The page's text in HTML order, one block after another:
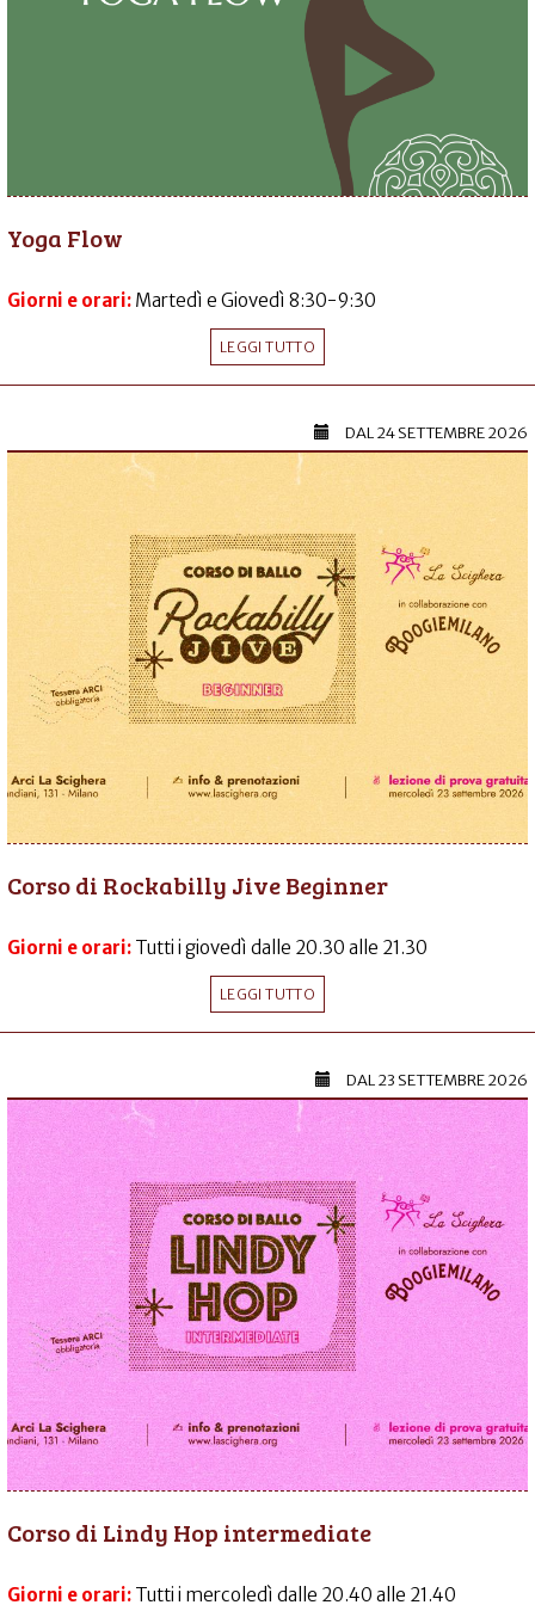
Yoga Flow
Giorni e orari: Martedì e Giovedì 8:30-9:30
LEGGI TUTTO
DAL24 SETTEMBRE 2026
Corso di Rockabilly Jive Beginner
Giorni e orari: Tutti i giovedì dalle 20.30 alle 21.30
LEGGI TUTTO
DAL23 SETTEMBRE 2026
Corso di Lindy Hop intermediate
Giorni e orari: Tutti i mercoledì dalle 20.40 alle 21.40